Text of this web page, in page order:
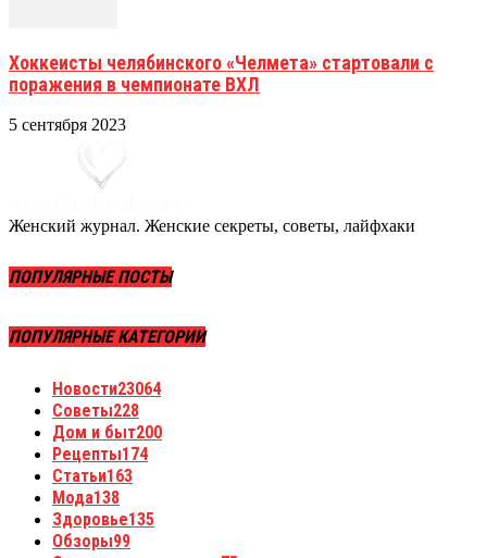
Хоккеисты челябинского «Челмета» стартовали с
поражения в чемпионате ВХЛ
5 сентября 2023
Женский журнал. Женские секреты, советы, лайфхаки
ПОПУЛЯРНЫЕ ПОСТЫ
ПОПУЛЯРНЫЕ КАТЕГОРИИ
Новости23064
Советы228
Дом и быт200
Рецепты174
Статьи163
Мода138
Здоровье135
Обзоры99